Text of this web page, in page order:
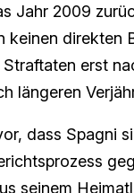
Jahr 2009
keinen direkten
erst
längeren
dass Spagni
seinem